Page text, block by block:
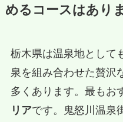
めるコースはあり
栃木県は温泉地として
泉を組み合わせた贅沢
多くあります。最もお
リアです。鬼怒川温泉